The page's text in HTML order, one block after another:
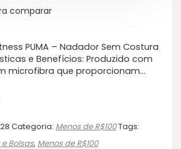
comparar
PUMA – Nadador Sem Costura
e Benefícios: Produzido com
microfibra que proporcionam…
Categoria: Menos de R$100Tags:
Bolsas, Menos de R$100